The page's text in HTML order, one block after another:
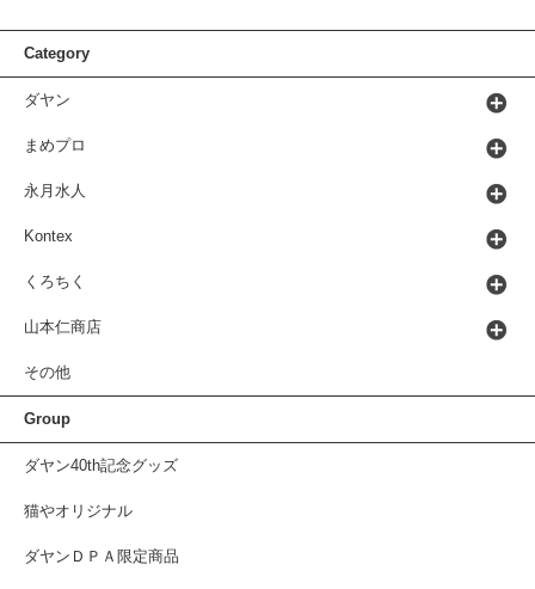
Category
ダヤン
まめプロ
永月水人
Kontex
くろちく
山本仁商店
その他
Group
ダヤン40th記念グッズ
猫やオリジナル
ダヤンＤＰＡ限定商品